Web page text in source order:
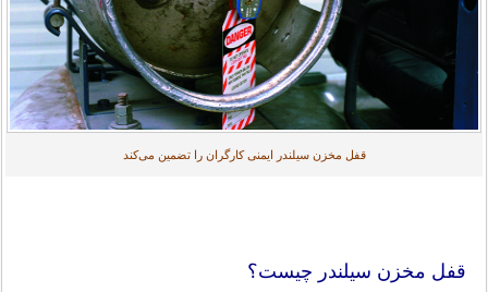
قفل مخزن سیلندر ایمنی کارگران را تضمین می‌کند
قفل مخزن سیلندر چیست؟